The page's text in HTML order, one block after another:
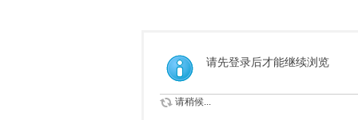
请先登录后才能继续浏览
请稍候...